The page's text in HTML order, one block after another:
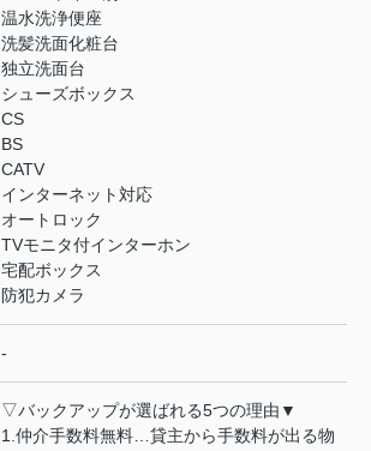
温水洗浄便座
洗髪洗面化粧台
独立洗面台
シューズボックス
CS
BS
CATV
インターネット対応
オートロック
TVモニタ付インターホン
宅配ボックス
防犯カメラ
-
▽バックアップが選ばれる5つの理由▼
1.仲介手数料無料…貸主から手数料が出る物